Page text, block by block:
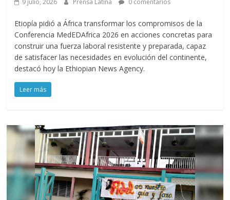
9 julio, 2026 Prensa Latina 0 comentarios
Etiopía pidió a África transformar los compromisos de la
Conferencia MedEDAfrica 2026 en acciones concretas para
construir una fuerza laboral resistente y preparada, capaz
de satisfacer las necesidades en evolución del continente,
destacó hoy la Ethiopian News Agency.
Leer más